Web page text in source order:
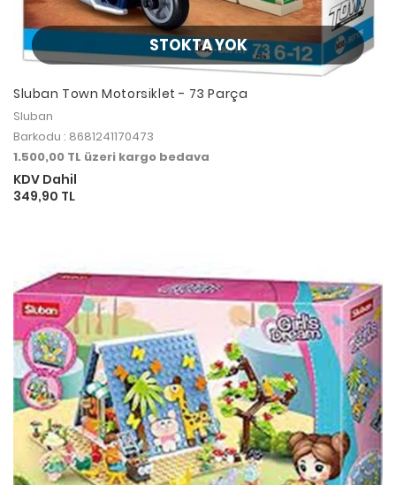
STOKTA YOK
Sluban Town Motorsiklet - 73 Parça
Sluban
Barkodu : 8681241170473
1.500,00 TL üzeri kargo bedava
KDV Dahil
349,90 TL